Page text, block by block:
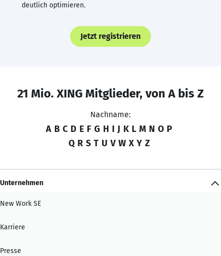
deutlich optimieren.
Jetzt registrieren
21 Mio. XING Mitglieder, von A bis Z
Nachname:
A B C D E F G H I J K L M N O P
Q R S T U V W X Y Z
Unternehmen
New Work SE
Karriere
Presse